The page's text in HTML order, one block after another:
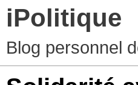
iPolitique
Blog personnel